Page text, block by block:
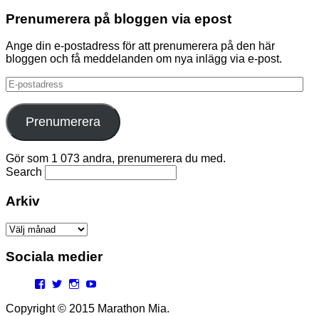
Prenumerera på bloggen via epost
Ange din e-postadress för att prenumerera på den här
bloggen och få meddelanden om nya inlägg via e-post.
E-
postadress
Prenumerera
Gör som 1 073 andra, prenumerera du med.
Search
Arkiv
Arkiv
Sociala medier
Facebook
TwitterInstagram
Copyright © 2015 Marathon Mia.